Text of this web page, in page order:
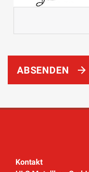
ABSENDEN
Kontakt